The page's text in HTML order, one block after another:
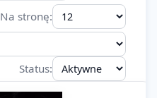
Na stronę:
Status: